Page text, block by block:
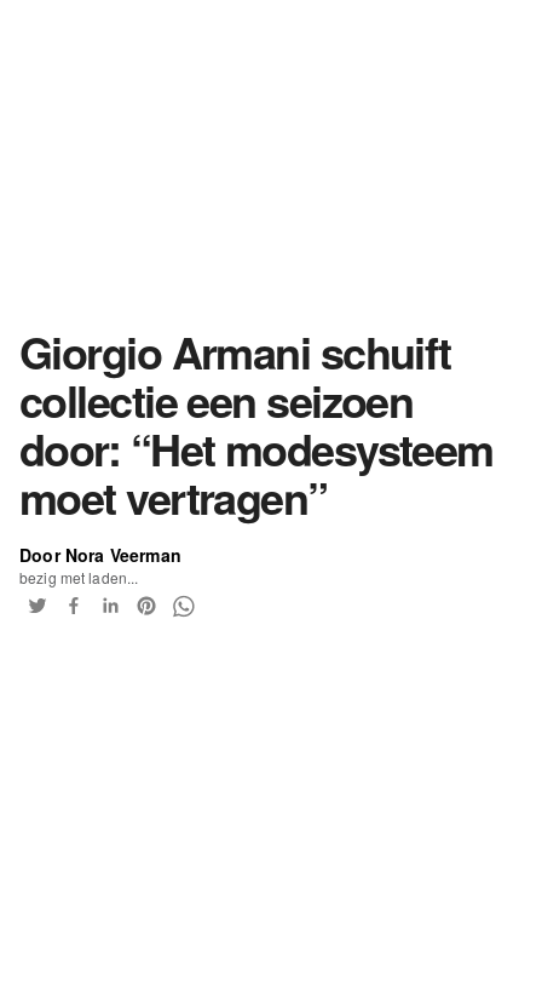
Giorgio Armani schuift
collectie een seizoen
door: “Het modesysteem
moet vertragen”
Door Nora Veerman
bezig met laden...